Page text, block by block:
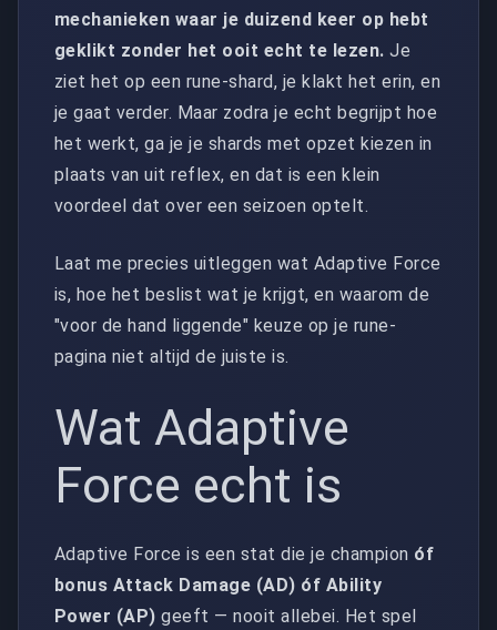
mechanieken waar je duizend keer op hebt
geklikt zonder het ooit echt te lezen. Je
ziet het op een rune-shard, je klakt het erin, en
je gaat verder. Maar zodra je echt begrijpt hoe
het werkt, ga je je shards met opzet kiezen in
plaats van uit reflex, en dat is een klein
voordeel dat over een seizoen optelt.
Laat me precies uitleggen wat Adaptive Force
is, hoe het beslist wat je krijgt, en waarom de
"voor de hand liggende" keuze op je rune-
pagina niet altijd de juiste is.
Wat Adaptive
Force echt is
Adaptive Force is een stat die je champion óf
bonus Attack Damage (AD) óf Ability
Power (AP) geeft — nooit allebei. Het spel